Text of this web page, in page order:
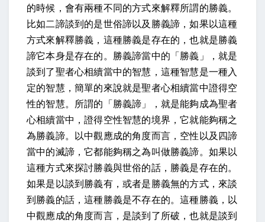
的時候，會有兩種不同的方式來解釋所謂的勝義。
比如二諦談到的是世俗諦以及勝義諦，如果以這種
方式來解釋勝義，這種勝義是存在的，也就是勝義
諦它本身是存在的。勝義諦當中的「勝義」，就是
談到了聖者心相續當中的智慧，這種智慧是一種入
定的智慧，簡單的來說就是聖者心相續當中證得空
性的智慧。所謂的「勝義諦」，就是能夠成為聖者
心相續當中，證得空性智慧的境界，它就能夠稱之
為勝義諦。以中觀應成的角度而言，空性以及四諦
當中的滅諦，它都能夠稱之為叫做勝義諦。如果以
這種方式來探討勝義與世俗的話，勝義是存在的。
如果是以談到勝義有，或者是勝義無的方式，來談
到勝義的話，這種勝義是不存在的。這種勝義，以
中觀應成的角度而言，是談到了所破，也就是談到